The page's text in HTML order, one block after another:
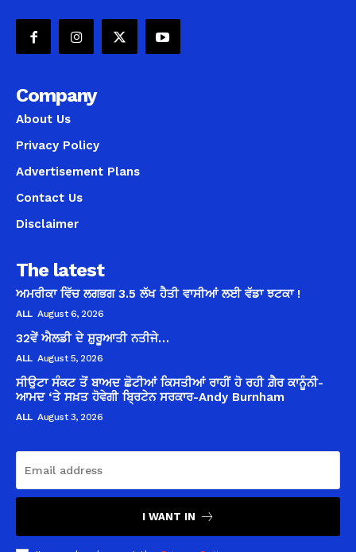
Company
About Us
Privacy Policy
Advertisement Plans
Contact Us
Disclaimer
The latest
ਅਮਰੀਕਾ ਵਿੱਚ ਲਗਭਗ 3.5 ਲੱਖ ਹੈਤੀ ਵਾਸੀਆਂ ਲਈ ਵੱਡਾ ਝਟਕਾ !
ALL August 6, 2026
32ਵੇਂ ਐਲਡੀ ਦੇ ਸ਼ੁਰੂਆਤੀ ਨਤੀਜੇ…
ALL August 5, 2026
ਸੀਉਟਾ ਸੰਕਟ ਤੋਂ ਬਾਅਦ ਛੋਟੀਆਂ ਕਿਸਤੀਆਂ ਰਾਹੀਂ ਹੋ ਰਹੀ ਗ਼ੈਰ ਕਾਨੂੰਨੀ-
ਆਮਦ ‘ਤੇ ਸਖ਼ਤ ਹੋਵੇਗੀ ਬ੍ਰਿਟੇਨ ਸਰਕਾਰ-Andy Burnham
ALL August 3, 2026
I WANT IN